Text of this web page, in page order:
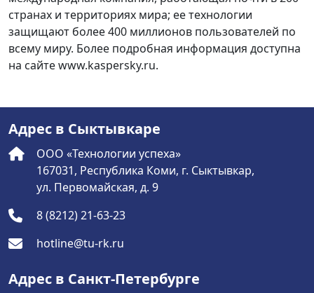
странах и территориях мира; ее технологии
защищают более 400 миллионов пользователей по
всему миру. Более подробная информация доступна
на сайте www.kaspersky.ru.
Адрес в Сыктывкаре
ООО «Технологии успеха»
167031, Республика Коми, г. Сыктывкар,
ул. Первомайская, д. 9
8 (8212) 21-63-23
hotline@tu-rk.ru
Адрес в Санкт-Петербурге